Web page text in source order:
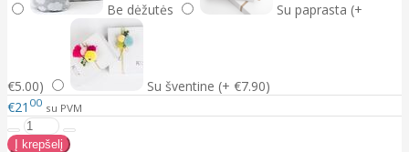
Be dėžutės Su paprasta (+
€5.00)
Su šventine (+ €7.90)
€21 00 su PVM